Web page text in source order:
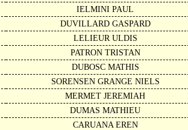
IELMINI PAUL
DUVILLARD GASPARD
LELIEUR ULDIS
PATRON TRISTAN
DUBOSC MATHIS
SORENSEN GRANGE NIELS
MERMET JEREMIAH
DUMAS MATHIEU
CARUANA EREN